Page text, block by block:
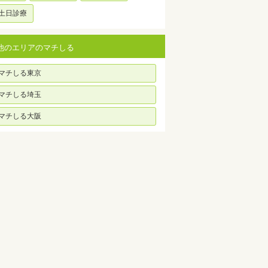
日診療
のエリアのマチしる
チしる東京
チしる埼玉
チしる大阪